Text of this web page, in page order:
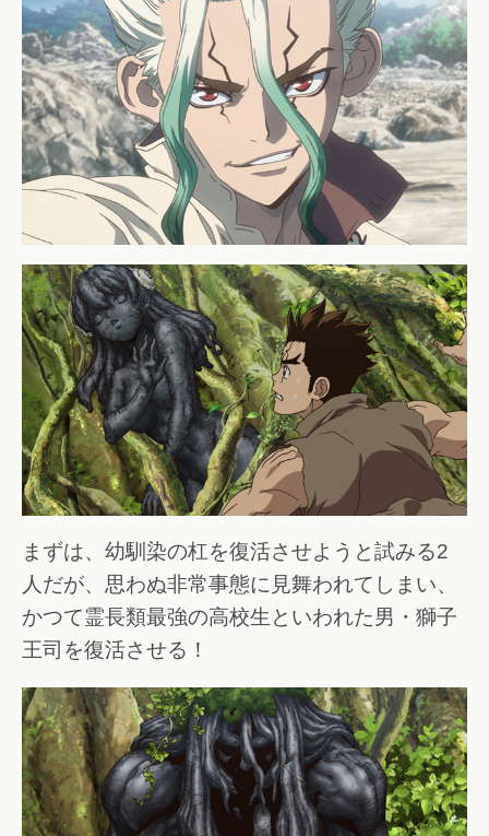
まずは、幼馴染の杠を復活させようと試みる2
人だが、思わぬ非常事態に見舞われてしまい、
かつて霊長類最強の高校生といわれた男・獅子
王司を復活させる！